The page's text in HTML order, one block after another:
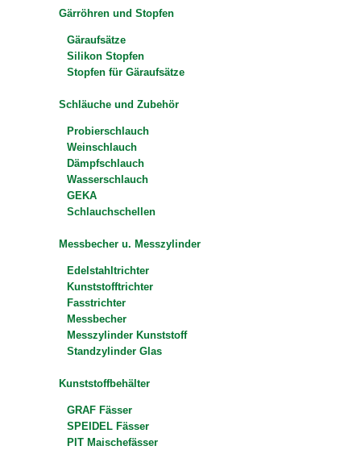
Gärröhren und Stopfen
Gäraufsätze
Silikon Stopfen
Stopfen für Gäraufsätze
Schläuche und Zubehör
Probierschlauch
Weinschlauch
Dämpfschlauch
Wasserschlauch
GEKA
Schlauchschellen
Messbecher u. Messzylinder
Edelstahltrichter
Kunststofftrichter
Fasstrichter
Messbecher
Messzylinder Kunststoff
Standzylinder Glas
Kunststoffbehälter
GRAF Fässer
SPEIDEL Fässer
PIT Maischefässer